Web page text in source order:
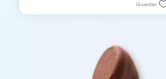
Guardar